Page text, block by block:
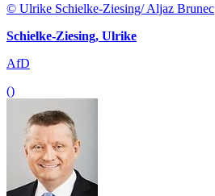
© Ulrike Schielke-Ziesing/ Aljaz Brunec
Schielke-Ziesing, Ulrike
AfD
()